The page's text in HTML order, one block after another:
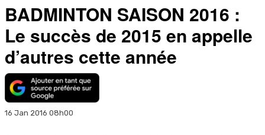
BADMINTON SAISON 2016 :
Le succès de 2015 en appelle
d’autres cette année
16 Jan 2016 08h00